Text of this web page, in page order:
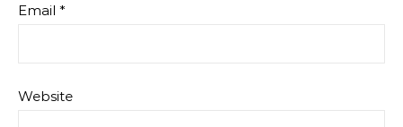
Email *
Website